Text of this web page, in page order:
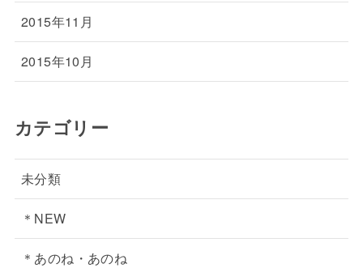
2015年11月
2015年10月
カテゴリー
未分類
＊NEW
＊あのね・あのね